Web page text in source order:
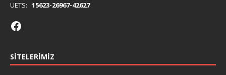
UETS: 15623-26967-42627
SITELERIMIZ